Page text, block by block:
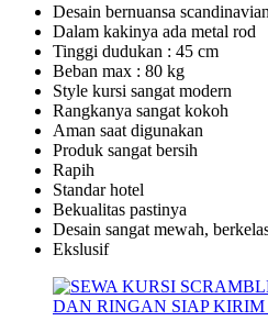
Desain bernuansa scandinavian
Dalam kakinya ada metal rod
Tinggi dudukan : 45 cm
Beban max : 80 kg
Style kursi sangat modern
Rangkanya sangat kokoh
Aman saat digunakan
Produk sangat bersih
Rapih
Standar hotel
Bekualitas pastinya
Desain sangat mewah,
Ekslusif